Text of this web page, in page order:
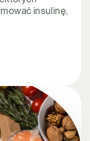
insulinę,